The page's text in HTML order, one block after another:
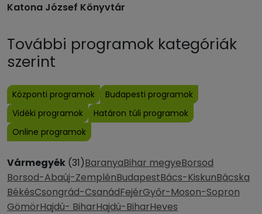
Katona József Könyvtár
További programok kategóriák
szerint
Központi programok
Budapesti programok
Vidéki programok
Határon túli programok
Online programok
Vármegyék (31)BaranyaBihar megyeBorsod
Borsod-Abaúj-ZemplénBudapestBács-KiskunBácska
BékésCsongrád-CsanádFejérGyőr-Moson-Sopron
GömörHajdú- BiharHajdú-BiharHeves